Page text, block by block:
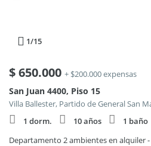
1/15
$650.000 + $200.000 expensas
San Juan 4400, Piso 15
Villa Ballester, Partido de General San
1 dorm.
10 años
1 baño
Departamento 2 ambientes en alquiler -